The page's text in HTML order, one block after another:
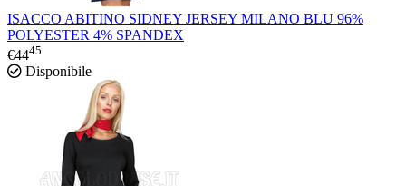
ISACCO ABITINO SIDNEY JERSEY MILANO BLU 96%
POLYESTER 4% SPANDEX
€4445
Disponibile